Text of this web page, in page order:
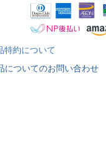
特約について
についてのお問い合わせ